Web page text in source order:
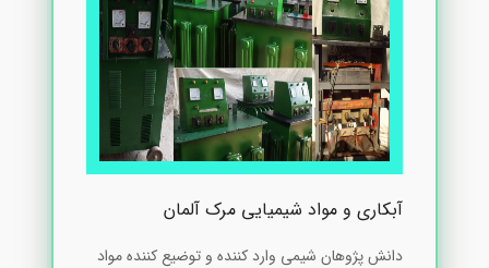
آبکاری و مواد شیمیایی مرک آلمان
دانش پژوهان شیمی وارد کننده و توضیع کننده مواد